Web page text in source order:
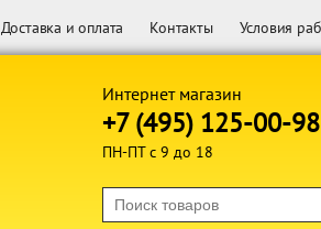
Доставка и оплата Контакты Условия
Интернет магазин
+7 (495) 125-00-98
ПН-ПТ с 9 до 18